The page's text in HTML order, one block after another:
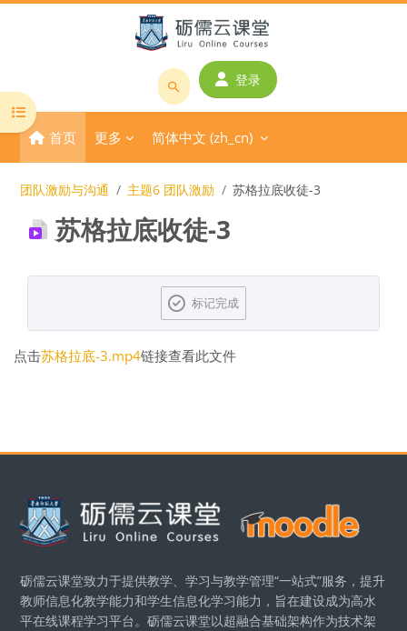
搜
课
程
或
师
称
登录
首页 更多 简体中文 ‎(zh_cn)‎
打开课程索引
团队激励与沟通 主题6 团队激励 苏格拉底收徒-3
苏格拉底收徒-3
标记完成
点击苏格拉底-3.mp4链接查看此文件
版块
砺儒云课堂致力于提供教学、学习与教学管理“一站式”服务，提升
教师信息化教学能力和学生信息化学习能力，旨在建设成为高水
平在线课程学习平台。砺儒云课堂以超融合基础架构作为技术架